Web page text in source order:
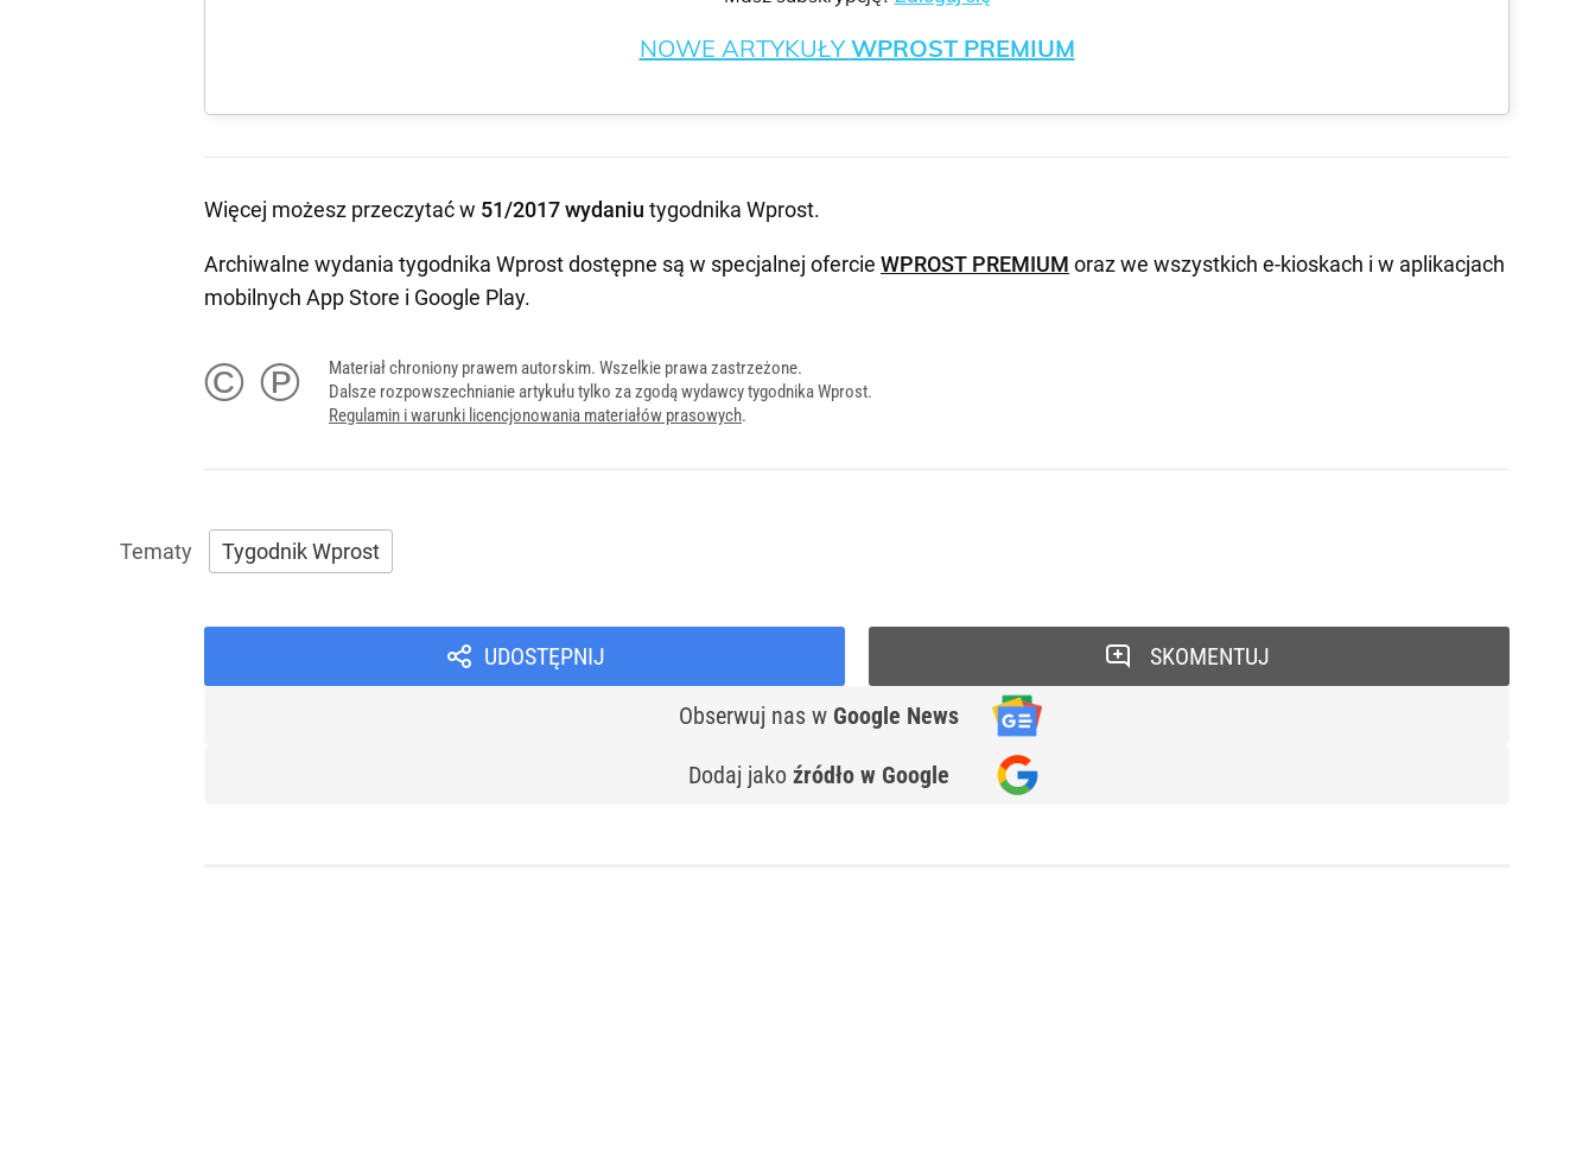
NOWE ARTYKUŁYWPROST PREMIUM
Więcej możesz przeczytać w 51/2017 wydaniu tygodnika Wprost.
Archiwalne wydania tygodnika Wprost dostępne są w specjalnej ofercie WPROST PREMIUM oraz we wszystkich e-kioskach i w aplikacjach
mobilnych App Store i Google Play.
© ℗
Materiał chroniony prawem autorskim. Wszelkie prawa zastrzeżone.
Dalsze rozpowszechnianie artykułu tylko za zgodą wydawcy tygodnika Wprost.
Regulamin i warunki licencjonowania materiałów prasowych.
Tygodnik Wprost
UDOSTĘPNIJ
Obserwuj nas w Google News
Dodaj jako źródło w Google
SKOMENTUJ